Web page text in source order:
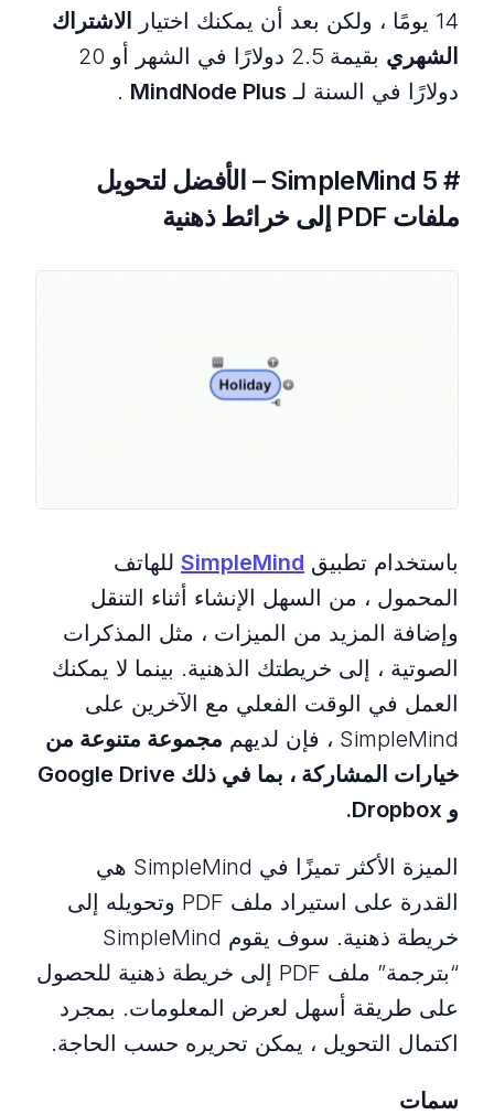
14 يومًا ، ولكن بعد أن يمكنك اختيار
الاشتراك
الشهري
بقيمة 2.5 دولارًا في الشهر أو 20
دولارًا في السنة لـ MindNode Plus
.
# 5 SimpleMind – الأفضل لتحويل
ملفات PDF إلى خرائط ذهنية
باستخدام تطبيق SimpleMind للهاتف
المحمول ، من السهل الإنشاء أثناء التنقل
وإضافة المزيد من الميزات ، مثل المذكرات
الصوتية ، إلى خريطتك الذهنية. بينما لا يمكنك
العمل في الوقت الفعلي مع الآخرين على
SimpleMind ، فإن لديهم
مجموعة متنوعة من
خيارات المشاركة ، بما في ذلك Google Drive
و Dropbox.
الميزة الأكثر تميزًا في SimpleMind هي
القدرة على استيراد ملف PDF وتحويله إلى
خريطة ذهنية. سوف يقوم SimpleMind
“بترجمة” ملف PDF إلى خريطة ذهنية للحصول
على طريقة أسهل لعرض المعلومات. بمجرد
اكتمال التحويل ، يمكن تحريره حسب الحاجة.
سمات